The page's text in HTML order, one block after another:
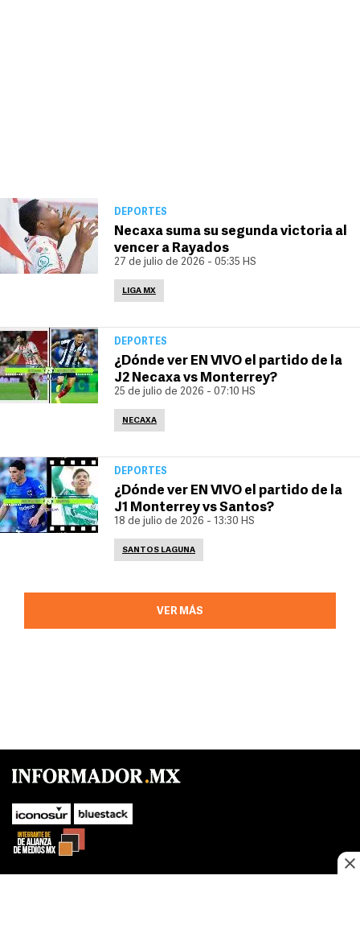
DEPORTES
Necaxa suma su segunda victoria al
vencer a Rayados
27 de julio de 2026 - 05:35 HS
LIGA MX
DEPORTES
¿Dónde ver EN VIVO el partido de la
J2 Necaxa vs Monterrey?
25 de julio de 2026 - 07:10 HS
NECAXA
DEPORTES
¿Dónde ver EN VIVO el partido de la
J1 Monterrey vs Santos?
18 de julio de 2026 - 13:30 HS
SANTOS LAGUNA
VER MÁS